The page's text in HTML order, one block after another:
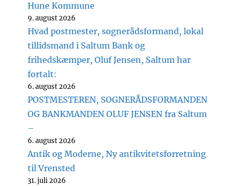
Hune Kommune
9. august 2026
Hvad postmester, sognerådsformand, lokal
tillidsmand i Saltum Bank og
frihedskæmper, Oluf Jensen, Saltum har
fortalt:
6. august 2026
POSTMESTEREN, SOGNERÅDSFORMANDEN
OG BANKMANDEN OLUF JENSEN fra Saltum
–
6. august 2026
Antik og Moderne, Ny antikvitetsforretning
til Vrensted
31. juli 2026